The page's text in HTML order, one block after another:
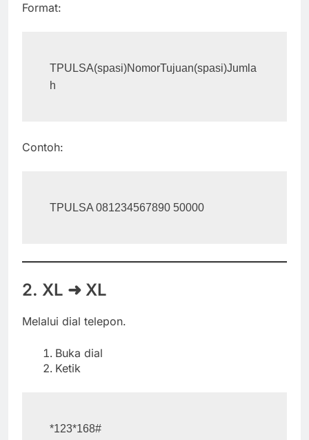
Format:
TPULSA(spasi)NomorTujuan(spasi)Jumla
Contoh:
2. XL ➜ XL
Melalui dial telepon.
Buka dial
Ketik